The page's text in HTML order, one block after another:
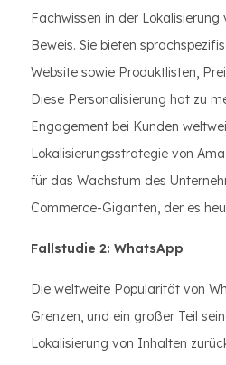
Fachwissen in der
Beweis. Sie bieten
Website sowie Produktlisten,
Diese Personalisierung hat zu
Engagement bei Kunden
Lokalisierungsstrategie von
für das Wachstum des
Commerce-Giganten, der es
Fallstudie 2: WhatsApp
Die weltweite Popularität von
Grenzen, und ein großer Teil
Lokalisierung von Inhalten